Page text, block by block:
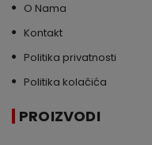
O Nama
Kontakt
Politika privatnosti
Politika kolačića
PROIZVODI